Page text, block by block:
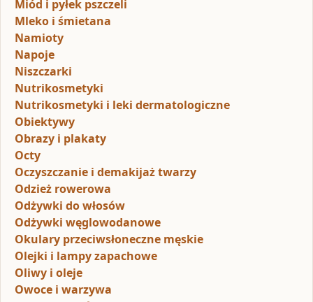
Miód i pyłek pszczeli
Mleko i śmietana
Namioty
Napoje
Niszczarki
Nutrikosmetyki
Nutrikosmetyki i leki dermatologiczne
Obiektywy
Obrazy i plakaty
Octy
Oczyszczanie i demakijaż twarzy
Odzież rowerowa
Odżywki do włosów
Odżywki węglowodanowe
Okulary przeciwsłoneczne męskie
Olejki i lampy zapachowe
Oliwy i oleje
Owoce i warzywa